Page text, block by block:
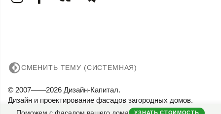
УЗНАТЬ СТОИМОСТЬ
СМЕНИТЬ ТЕМУ (СИСТЕМНАЯ)
© 2007——2026 Дизайн-Капитал.
Дизайн и проектирование фасадов загородных домов.
Конфиденциальность